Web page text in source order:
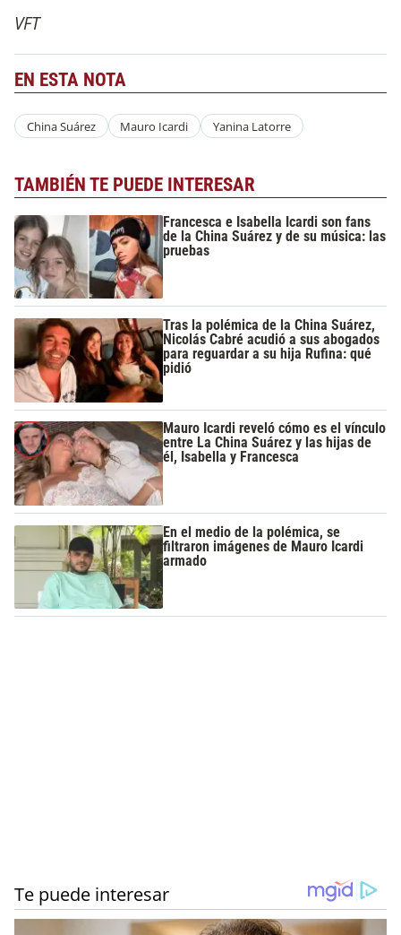
VFT
EN ESTA NOTA
China Suárez Mauro Icardi Yanina Latorre
TAMBIÉN TE PUEDE INTERESAR
Francesca e Isabella Icardi son fans
de la China Suárez y de su música: las
pruebas
Tras la polémica de la China Suárez,
Nicolás Cabré acudió a sus abogados
para reguardar a su hija Rufina: qué
pidió
Mauro Icardi reveló cómo es el vínculo
entre La China Suárez y las hijas de
él, Isabella y Francesca
En el medio de la polémica, se
filtraron imágenes de Mauro Icardi
armado